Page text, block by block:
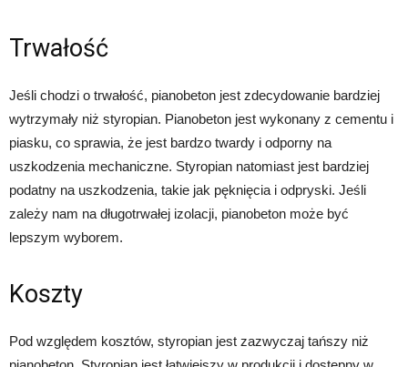
Trwałość
Jeśli chodzi o trwałość, pianobeton jest zdecydowanie bardziej
wytrzymały niż styropian. Pianobeton jest wykonany z cementu i
piasku, co sprawia, że jest bardzo twardy i odporny na
uszkodzenia mechaniczne. Styropian natomiast jest bardziej
podatny na uszkodzenia, takie jak pęknięcia i odpryski. Jeśli
zależy nam na długotrwałej izolacji, pianobeton może być
lepszym wyborem.
Koszty
Pod względem kosztów, styropian jest zazwyczaj tańszy niż